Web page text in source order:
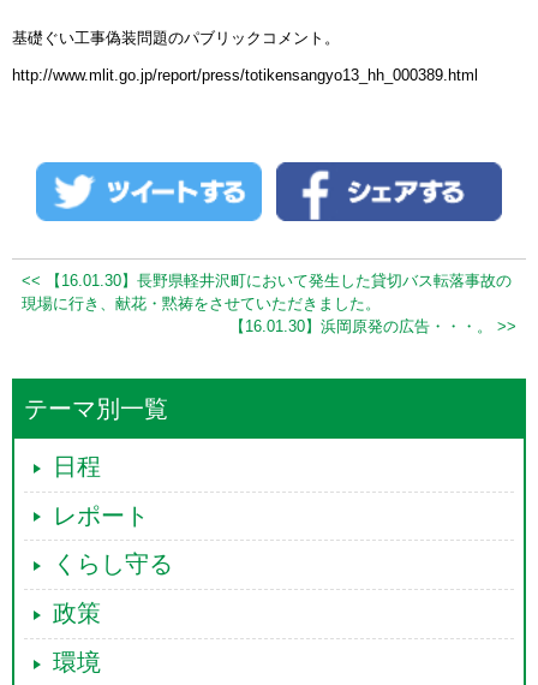
基礎ぐい工事偽装問題のパブリックコメント。
http://www.mlit.go.jp/report/press/totikensangyo13_hh_000389.html
<< 【16.01.30】長野県軽井沢町において発生した貸切バス転落事故の
現場に行き、献花・黙祷をさせていただきました。
【16.01.30】浜岡原発の広告・・・。 >>
テーマ別一覧
日程
レポート
くらし守る
政策
環境